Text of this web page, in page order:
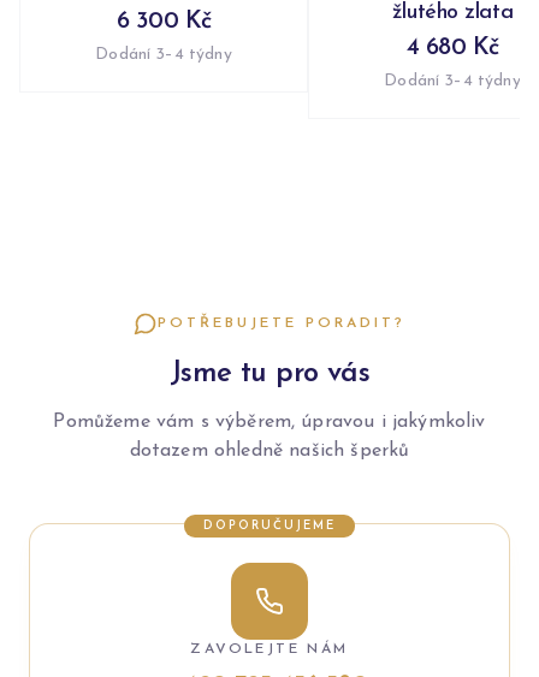
6 300 Kč
Dodání 3–4 týdny
žlutého zlata
4 680 Kč
Dodání 3–4 týdny
POTŘEBUJETE PORADIT?
Jsme tu pro vás
Pomůžeme vám s výběrem, úpravou i jakýmkoliv
dotazem ohledně našich šperků
DOPORUČUJEME
ZAVOLEJTE NÁM